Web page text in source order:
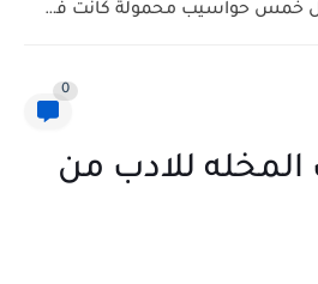
أفضل خمس حواسيب محمولة كانت في 2024
0
المخله للادب من